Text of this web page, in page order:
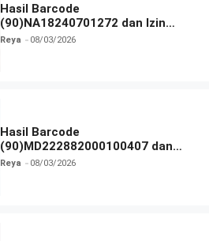
Hasil Barcode
(90)NA18240701272 dan Izin
BPOM
Reya 08/03/2026
Hasil Barcode
(90)MD222882000100407 dan
Izin BPOM
Reya 08/03/2026